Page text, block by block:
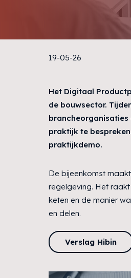
19-05-26
Het Digitaal
de bouwsector.
praktijk te
praktijkdemo.
De bijeenkomst
regelgeving. Het
keten en de manier
en delen.
Verslag Hibin